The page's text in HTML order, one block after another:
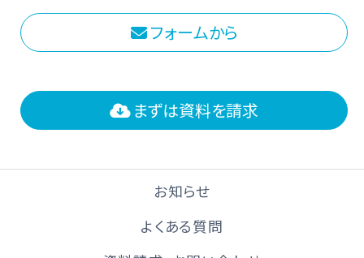
フォームから
まずは資料を請求
お知らせ
よくある質問